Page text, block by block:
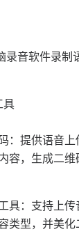
录音软件录制
具
：提供语音
容，生成二维
具：支持上
类型，并美化